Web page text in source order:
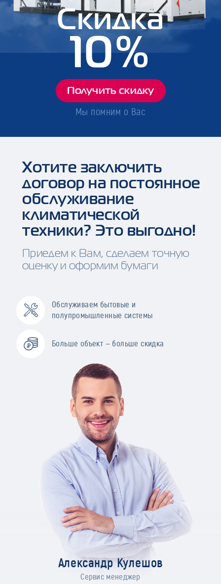
Мы помним о Вас
Скидка
10%
Получить скидку
Хотите заключить
договор на постоянное
обслуживание
климатической
техники? Это выгодно!
Приедем к Вам, сделаем точную
оценку и оформим бумаги
Александр Кулешов
Сервис менеджер
Обслуживаем бытовые и
полупромышленные системы
Больше объект — больше скидка